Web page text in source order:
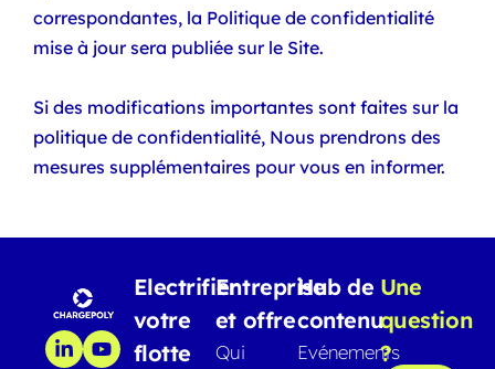
correspondantes, la Politique de confidentialité
mise à jour sera publiée sur le Site.
Si des modifications importantes sont faites sur la
politique de confidentialité, Nous prendrons des
mesures supplémentaires pour vous en informer.
Electrifier
votre
flotte
Entreprise
et offre
Qui
Hub de
contenu
Evénements
Une
question
?